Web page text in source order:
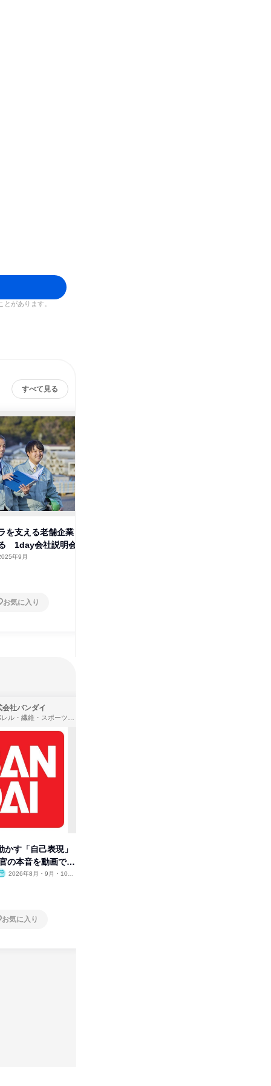
があります。
すべて見る
を支える老舗企業
1day会社説明会
年9月
お気に入り
会社バンダイ
アパレル・繊維・スポーツメーカー、製造・メーカー、ゲーム制作・販売
かす「自己表現」
の本音を動画で公
2026年8月・9月・10
お気に入り